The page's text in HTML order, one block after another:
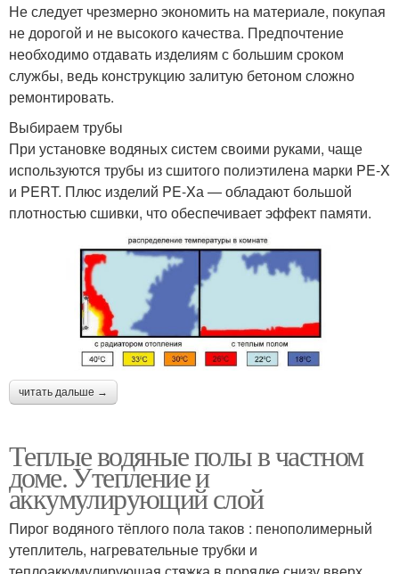
Не следует чрезмерно экономить на материале, покупая
не дорогой и не высокого качества. Предпочтение
необходимо отдавать изделиям с большим сроком
службы, ведь конструкцию залитую бетоном сложно
ремонтировать.
Выбираем трубы
При установке водяных систем своими руками, чаще
используются трубы из сшитого полиэтилена марки PE-X
и PERT. Плюс изделий PE-Xа — обладают большой
плотностью сшивки, что обеспечивает эффект памяти.
читать дальше →
Теплые водяные полы в частном
доме. Утепление и
аккумулирующий слой
Пирог водяного тёплого пола таков : пенополимерный
утеплитель, нагревательные трубки и